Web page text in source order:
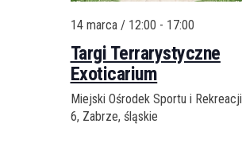
14 marca / 12:00 - 17:00
Targi Terrarystyczne
Exoticarium
Miejski Ośrodek Sportu i Rekreacji
6, Zabrze, śląskie